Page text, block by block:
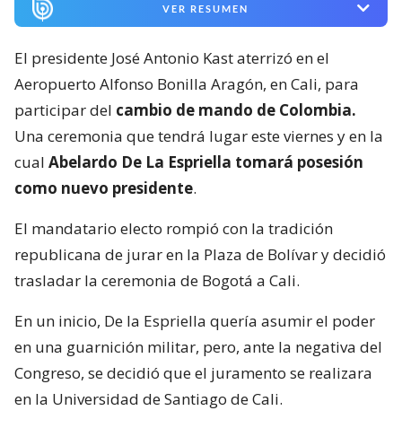
VER RESUMEN
El presidente José Antonio Kast aterrizó en el
Aeropuerto Alfonso Bonilla Aragón, en Cali, para
participar del cambio de mando de Colombia.
Una ceremonia que tendrá lugar este viernes y en la
cual Abelardo De La Espriella tomará posesión
como nuevo presidente.
El mandatario electo rompió con la tradición
republicana de jurar en la Plaza de Bolívar y decidió
trasladar la ceremonia de Bogotá a Cali.
En un inicio, De la Espriella quería asumir el poder
en una guarnición militar, pero, ante la negativa del
Congreso, se decidió que el juramento se realizara
en la Universidad de Santiago de Cali.